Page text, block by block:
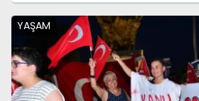
YAŞAM